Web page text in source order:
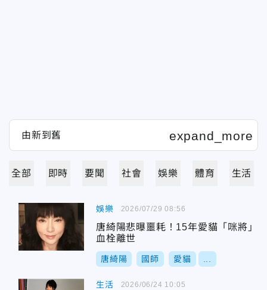
全部 即時 要聞 社會 娛樂 體育 生活
娛樂
唐綺陽悲曝噩耗！15年愛貓「咪將」
血栓離世
唐綺陽 國師 愛貓
2026/07/29 08:56
生活 2026/06/24 10:05